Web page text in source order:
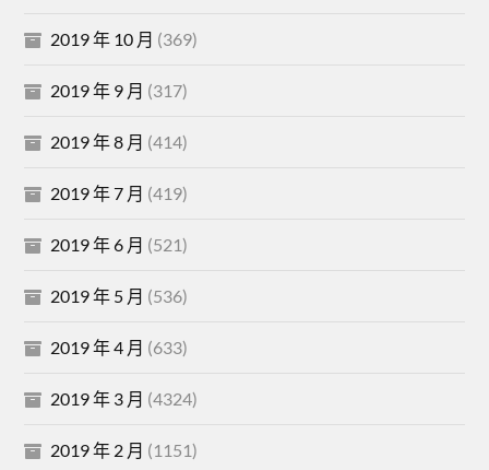
2019 年 10 月 (369)
2019 年 9 月 (317)
2019 年 8 月 (414)
2019 年 7 月 (419)
2019 年 6 月 (521)
2019 年 5 月 (536)
2019 年 4 月 (633)
2019 年 3 月 (4324)
2019 年 2 月 (1151)